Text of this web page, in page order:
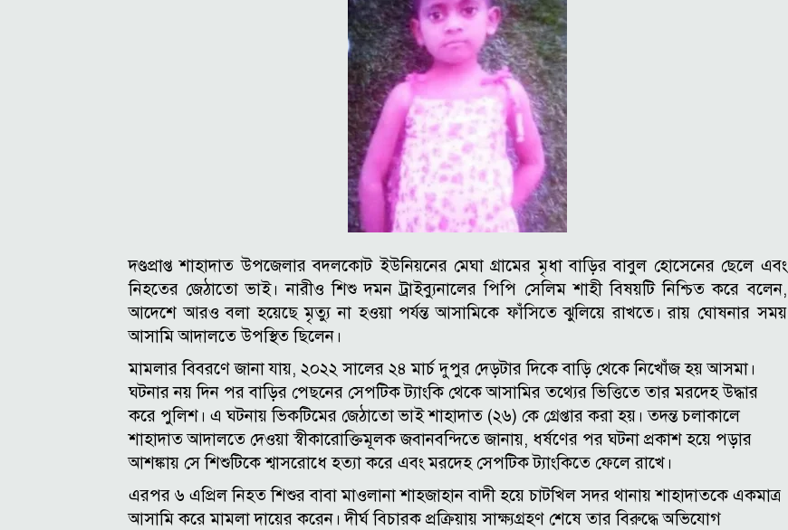
দণ্ডপ্রাপ্ত শাহাদাত উপজেলার বদলকোট ইউনিয়নের মেঘা গ্রামের মৃধা বাড়ির বাবুল হোসেনের ছেলে এবং
নিহতের জেঠাতো ভাই।নারীও শিশু দমন ট্রাইব্যুনালের পিপি সেলিম শাহী বিষয়টি নিশ্চিত করে বলেন,
আদেশে আরও বলা হয়েছে মৃত্যু না হওয়া পর্যন্ত আসামিকে ফাঁসিতে ঝুলিয়ে রাখতে। রায় ঘোষনার সময়
আসামি আদালতে উপস্থিত ছিলেন।
মামলার বিবরণে জানা যায়, ২০২২ সালের ২৪ মার্চ দুপুর দেড়টার দিকে বাড়ি থেকে নিখোঁজ হয় আসমা।
ঘটনার নয় দিন পর বাড়ির পেছনের সেপটিক ট্যাংকি থেকে আসামির তথ্যের ভিত্তিতে তার মরদেহ উদ্ধার
করে পুলিশ। এ ঘটনায় ভিকটিমের জেঠাতো ভাই শাহাদাত (২৬) কে গ্রেপ্তার করা হয়। তদন্ত চলাকালে
শাহাদাত আদালতে দেওয়া স্বীকারোক্তিমূলক জবানবন্দিতে জানায়, ধর্ষণের পর ঘটনা প্রকাশ হয়ে পড়ার
আশঙ্কায় সে শিশুটিকে শ্বাসরোধে হত্যা করে এবং মরদেহ সেপটিক ট্যাংকিতে ফেলে রাখে।
এরপর ৬ এপ্রিল নিহত শিশুর বাবা মাওলানা শাহজাহান বাদী হয়ে চাটখিল সদর থানায় শাহাদাতকে একমাত্র
আসামি করে মামলা দায়ের করেন। দীর্ঘ বিচারক প্রক্রিয়ায় সাক্ষ্যগ্রহণ শেষে তার বিরুদ্ধে অভিযোগ